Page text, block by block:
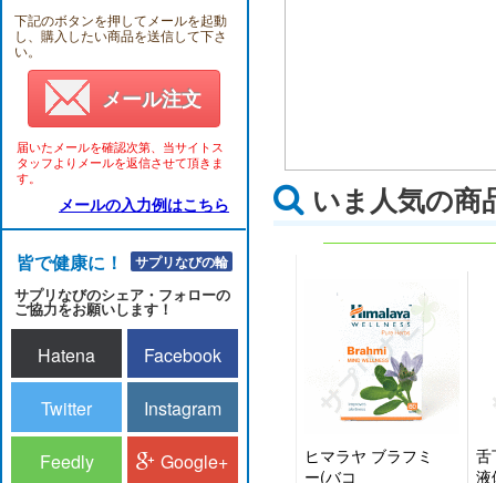
下記のボタンを押してメールを起動
し、購入したい商品を送信して下さ
い。
メール注文
届いたメールを確認次第、当サイトス
タッフよりメールを返信させて頂きま
す。
メールの入力例はこちら
皆で健康に！！サプリなびの輪
サプリなびのシェア・フォローの
ご協力をお願いします！
Hatena Facebook
Twitter Instagram
Feedly Google+
いま人気の商
ヒマラヤ ブラフミ
ー(バコ
舌
液